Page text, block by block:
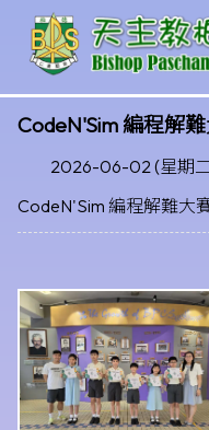
CodeN'Sim 編程解
2026-06-02 (星期
CodeN'Sim 編程解難大